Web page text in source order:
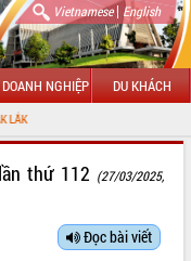
Vietnamese| English
DOANH NGHIỆP DU KHÁCH
thứ 112 (27/03/2025,
Đọc bài viết